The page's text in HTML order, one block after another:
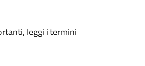
leggi i termini